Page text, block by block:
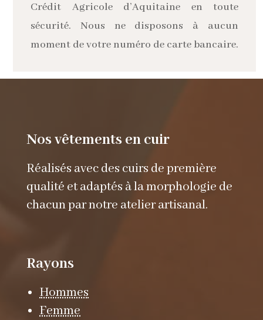
Crédit Agricole d’Aquitaine en toute
sécurité. Nous ne disposons à aucun
moment de votre numéro de carte bancaire.
Nos vêtements en cuir
Réalisés avec des cuirs de première
qualité et adaptés à la morphologie de
chacun par notre atelier artisanal.
Rayons
Hommes
Femme